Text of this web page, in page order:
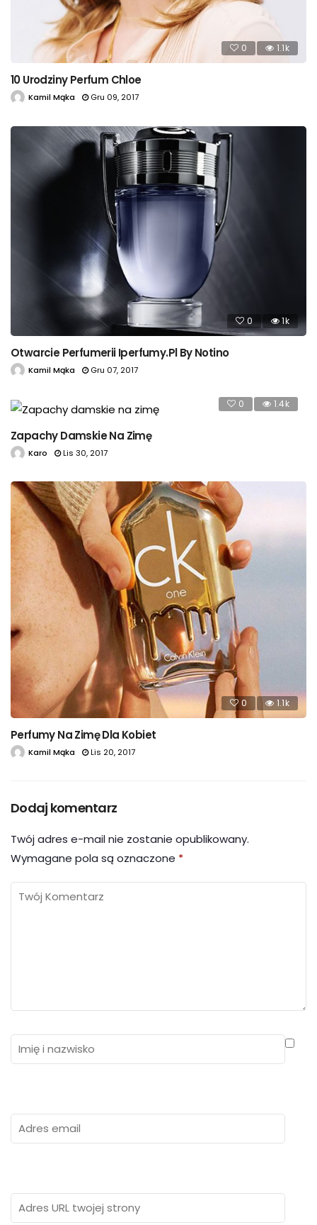
0 1.1k
10 Urodziny Perfum Chloe
Kamil Mąka Gru 09, 2017
0 1k
Otwarcie Perfumerii Iperfumy.pl By Notino
Kamil Mąka Gru 07, 2017
0 1.4k
Zapachy Damskie Na Zimę
Karo Lis 30, 2017
0 1.1k
Perfumy Na Zimę Dla Kobiet
Kamil Mąka Lis 20, 2017
Dodaj komentarz
Twój adres e-mail nie zostanie opublikowany.
Wymagane pola są oznaczone *